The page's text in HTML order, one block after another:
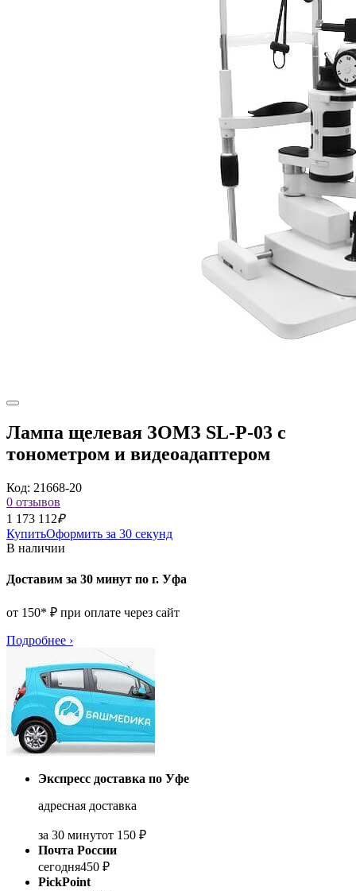
Лампа щелевая ЗОМЗ SL-P-03 с
тонометром и видеоадаптером
Код: 21668-20
0 отзывов
1 173 112₽
КупитьОформить за 30 секунд
В наличии
Доставим за 30 минут по г. Уфа
от 150* ₽ при оплате через сайт
Подробнее ›
Экспресс доставка по Уфе
адресная доставка
за 30 минутот 150 ₽
Почта России
сегодня450 ₽
PickPoint